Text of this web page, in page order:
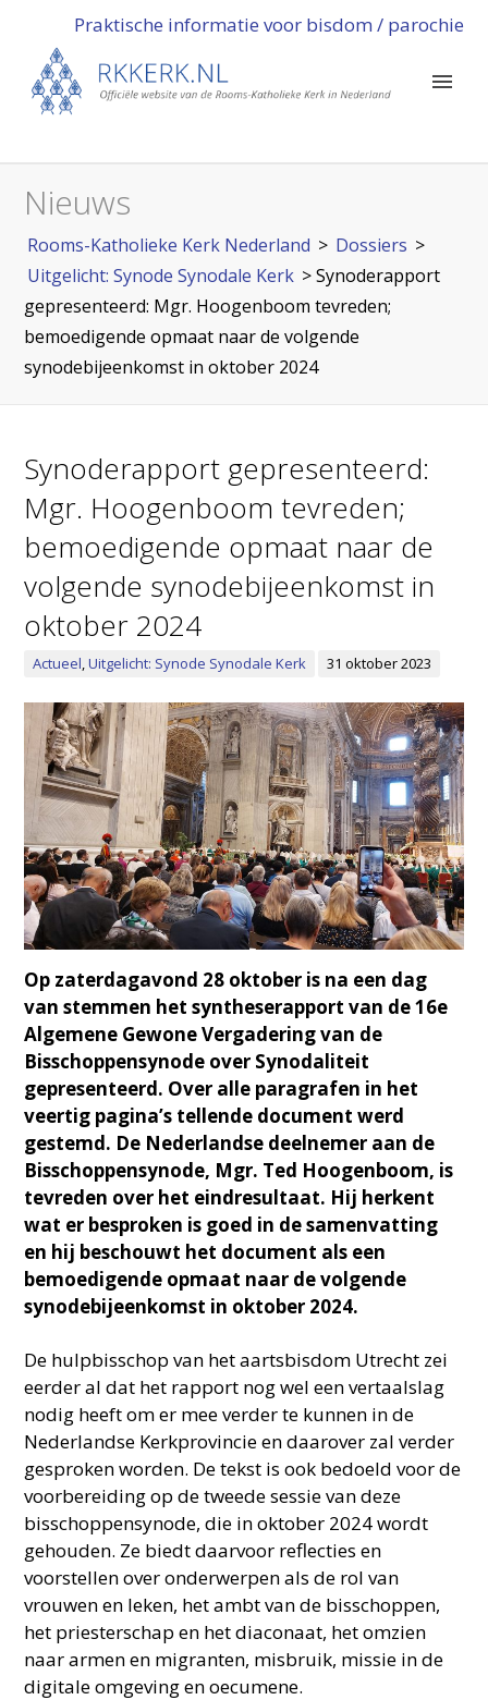
Praktische informatie voor bisdom / parochie
Nieuws
Rooms-Katholieke Kerk Nederland > Dossiers >
Uitgelicht: Synode Synodale Kerk >Synoderapport
gepresenteerd: Mgr. Hoogenboom tevreden;
bemoedigende opmaat naar de volgende
synodebijeenkomst in oktober 2024
Synoderapport gepresenteerd:
Mgr. Hoogenboom tevreden;
bemoedigende opmaat naar de
volgende synodebijeenkomst in
oktober 2024
Actueel,Uitgelicht: Synode Synodale Kerk 31 oktober 2023
Op zaterdagavond 28 oktober is na een dag
van stemmen het syntheserapport van de 16e
Algemene Gewone Vergadering van de
Bisschoppensynode over Synodaliteit
gepresenteerd. Over alle paragrafen in het
veertig pagina’s tellende document werd
gestemd. De Nederlandse deelnemer aan de
Bisschoppensynode, Mgr. Ted Hoogenboom, is
tevreden over het eindresultaat. Hij herkent
wat er besproken is goed in de samenvatting
en hij beschouwt het document als een
bemoedigende opmaat naar de volgende
synodebijeenkomst in oktober 2024.
De hulpbisschop van het aartsbisdom Utrecht zei
eerder al dat het rapport nog wel een vertaalslag
nodig heeft om er mee verder te kunnen in de
Nederlandse Kerkprovincie en daarover zal verder
gesproken worden. De tekst is ook bedoeld voor de
voorbereiding op de tweede sessie van deze
bisschoppensynode, die in oktober 2024 wordt
gehouden. Ze biedt daarvoor reflecties en
voorstellen over onderwerpen als de rol van
vrouwen en leken, het ambt van de bisschoppen,
het priesterschap en het diaconaat, het omzien
naar armen en migranten, misbruik, missie in de
digitale omgeving en oecumene.